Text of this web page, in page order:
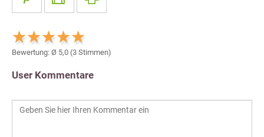
Bewertung: Ø 5,0 (3 Stimmen)
User Kommentare